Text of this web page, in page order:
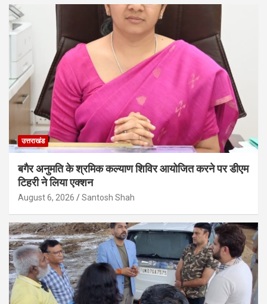
उत्तराखंड
बगैर अनुमति के श्रमिक कल्याण शिविर आयोजित करने पर डीएम
टिहरी ने लिया एक्शन
August 6, 2026 Santosh Shah